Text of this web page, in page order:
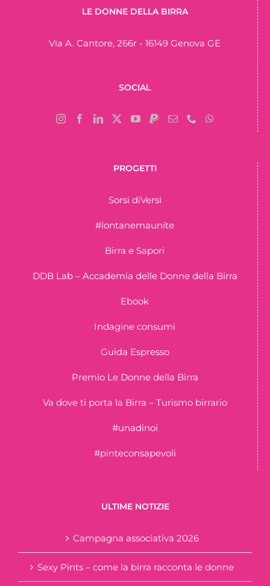
LE DONNE DELLA BIRRA
Via A. Cantore, 266r - 16149 Genova GE
SOCIAL
PROGETTI
Sorsi diVersi
#lontanemaunite
Birra e Sapori
DDB Lab – Accademia delle Donne della Birra
Ebook
Indagine consumi
Guida Espresso
Premio Le Donne della Birra
Va dove ti porta la Birra – Turismo birrario
#unadinoi
#pinteconsapevoli
ULTIME NOTIZIE
Campagna associativa 2026
Sexy Pints – come la birra racconta le donne